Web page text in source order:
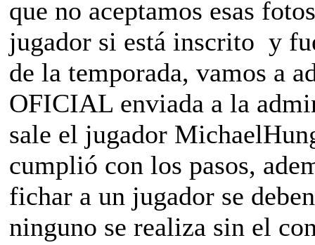
que no aceptamos esas
jugador si está inscrito y
de la temporada, vamos a
OFICIAL enviada a la
sale el jugador
cumplió con los pasos,
fichar a un jugador se
ninguno se realiza sin el